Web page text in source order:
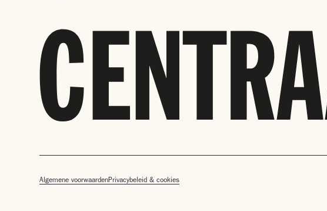
Algemene voorwaardenPrivacybeleid & cookies